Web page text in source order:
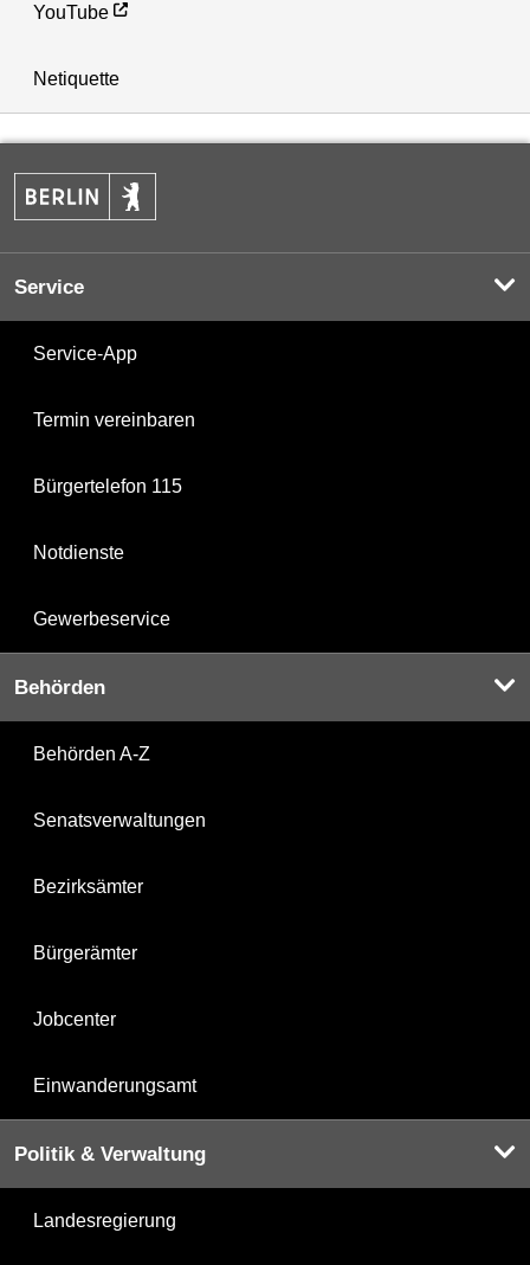
YouTube
Netiquette
Service
Service-App
Termin vereinbaren
Bürgertelefon 115
Notdienste
Gewerbeservice
Behörden
Behörden A-Z
Senatsverwaltungen
Bezirksämter
Bürgerämter
Jobcenter
Einwanderungsamt
Politik & Verwaltung
Landesregierung